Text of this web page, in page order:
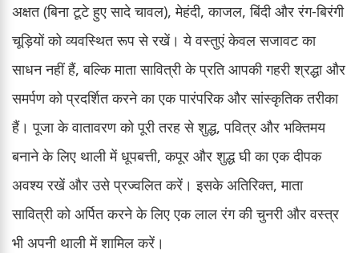
अक्षत (बिना टूटे हुए सादे चावल), मेहंदी, काजल, बिंदी और रंग-बिरंगी
चूड़ियों को व्यवस्थित रूप से रखें। ये वस्तुएं केवल सजावट का
साधन नहीं हैं, बल्कि माता सावित्री के प्रति आपकी गहरी श्रद्धा और
समर्पण को प्रदर्शित करने का एक पारंपरिक और सांस्कृतिक तरीका
हैं। पूजा के वातावरण को पूरी तरह से शुद्ध, पवित्र और भक्तिमय
बनाने के लिए थाली में धूपबत्ती, कपूर और शुद्ध घी का एक दीपक
अवश्य रखें और उसे प्रज्वलित करें। इसके अतिरिक्त, माता
सावित्री को अर्पित करने के लिए एक लाल रंग की चुनरी और वस्त्र
भी अपनी थाली में शामिल करें।